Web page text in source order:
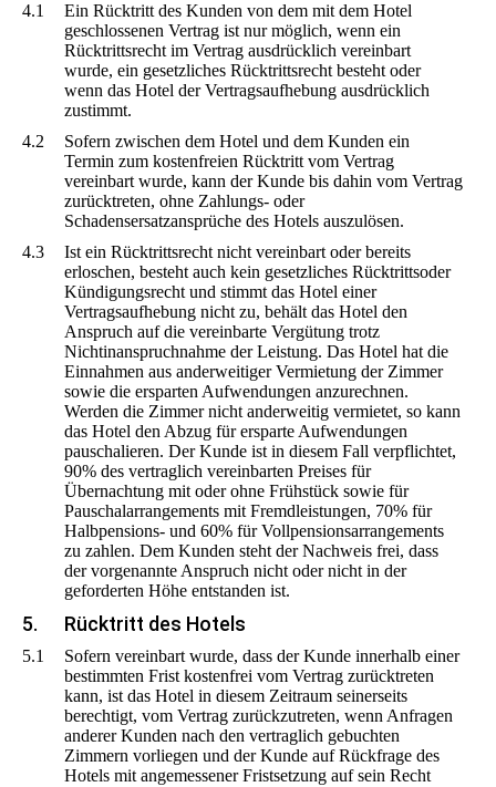
4.1
Ein Rücktritt des Kunden von dem mit dem Hotel
geschlossenen Vertrag ist nur möglich, wenn ein
Rücktrittsrecht im Vertrag ausdrücklich vereinbart
wurde, ein gesetzliches Rücktrittsrecht besteht oder
wenn das Hotel der Vertragsaufhebung ausdrücklich
zustimmt.
4.2
Sofern zwischen dem Hotel und dem Kunden ein
Termin zum kostenfreien Rücktritt vom Vertrag
vereinbart wurde, kann der Kunde bis dahin vom Vertrag
zurücktreten, ohne Zahlungs- oder
Schadensersatzansprüche des Hotels auszulösen.
4.3
Ist ein Rücktrittsrecht nicht vereinbart oder bereits
erloschen, besteht auch kein gesetzliches Rücktrittsoder
Kündigungsrecht und stimmt das Hotel einer
Vertragsaufhebung nicht zu, behält das Hotel den
Anspruch auf die vereinbarte Vergütung trotz
Nichtinanspruchnahme der Leistung. Das Hotel hat die
Einnahmen aus anderweitiger Vermietung der Zimmer
sowie die ersparten Aufwendungen anzurechnen.
Werden die Zimmer nicht anderweitig vermietet, so kann
das Hotel den Abzug für ersparte Aufwendungen
pauschalieren. Der Kunde ist in diesem Fall verpflichtet,
90% des vertraglich vereinbarten Preises für
Übernachtung mit oder ohne Frühstück sowie für
Pauschalarrangements mit Fremdleistungen, 70% für
Halbpensions- und 60% für Vollpensionsarrangements
zu zahlen. Dem Kunden steht der Nachweis frei, dass
der vorgenannte Anspruch nicht oder nicht in der
geforderten Höhe entstanden ist.
5. Rücktritt des Hotels
5.1
Sofern vereinbart wurde, dass der Kunde innerhalb einer
bestimmten Frist kostenfrei vom Vertrag zurücktreten
kann, ist das Hotel in diesem Zeitraum seinerseits
berechtigt, vom Vertrag zurückzutreten, wenn Anfragen
anderer Kunden nach den vertraglich gebuchten
Zimmern vorliegen und der Kunde auf Rückfrage des
Hotels mit angemessener Fristsetzung auf sein Recht